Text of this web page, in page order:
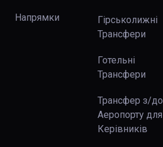
Напрямки
Гірськолижні
Трансфери
Готельні
Трансфери
Трансфер з/до
Аеропорту для
Керівників